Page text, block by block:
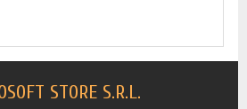
STORE S.R.L.